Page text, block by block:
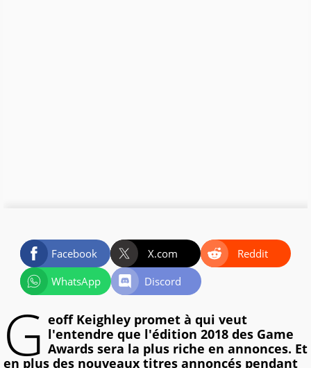
Facebook X.com
Reddit
WhatsApp
Discord
G eoff Keighley promet à qui veut
l'entendre que l'édition 2018 des Game
Awards sera la plus riche en annonces. Et
en plus des nouveaux titres annoncés pendant